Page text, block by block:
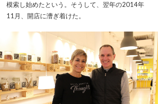
模索し始めたという。そうして、翌年の2014年
11月、開店に漕ぎ着けた。